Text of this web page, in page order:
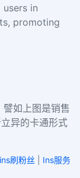
in
promoting
譬如上图是销售
异的卡通形式
刷粉丝
Ins服务